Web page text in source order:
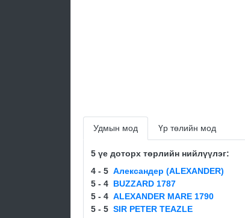
Удмын мод Үр төлийн мод
5 үе доторх төрлийн нийлүүлэг:
4 - 5 Александер (ALEXANDER)
5 - 4 BUZZARD 1787
5 - 4 ALEXANDER MARE 1790
5 - 5 SIR PETER TEAZLE